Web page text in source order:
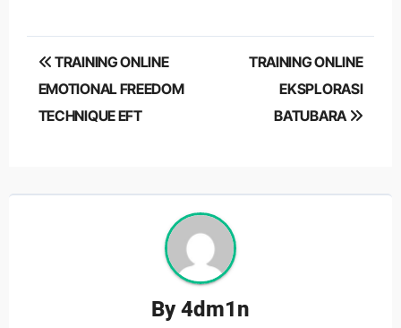
Post
navigation
TRAINING ONLINE
EMOTIONAL FREEDOM
TECHNIQUE EFT
TRAINING ONLINE
EKSPLORASI
BATUBARA
By4dm1n